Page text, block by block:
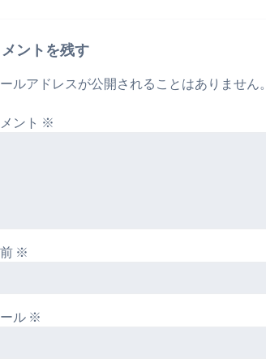
ントを残す
ールアドレスが公開されることはありません。
ント ※
※
ル ※